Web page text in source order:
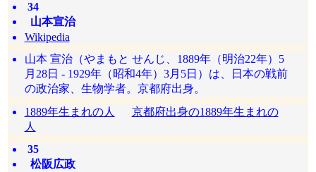
34
山本宣治
Wikipedia
山本 宣治（やまもと せんじ、1889年（明治22年）5
月28日 - 1929年（昭和4年）3月5日）は、日本の戦前
の政治家、生物学者。京都府出身。
1889年生まれの人
京都府出身の1889年生まれの
人
35
松阪広政